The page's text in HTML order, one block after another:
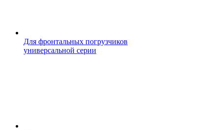
Для фронтальных погрузчиков
универсальной серии